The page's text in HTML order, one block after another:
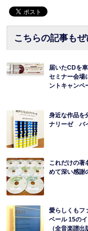
こちらの記事も
届いたCDを
セミナー会場
ントキャンペ
身近な作品を
ナリーゼ バ
これだけの著
めて深い感謝
愛らしくもフ
ベール 15の
（全音楽譜出